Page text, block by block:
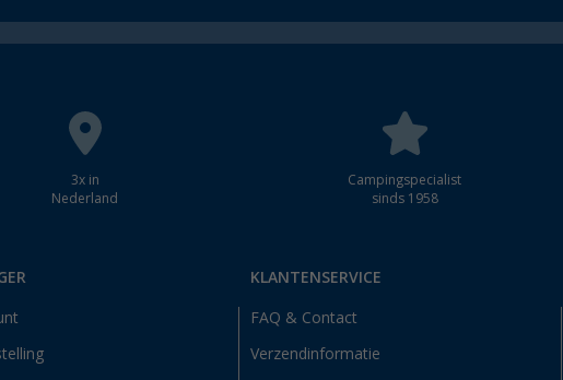
3x in
Nederland
Campingspecialist
sinds 1958
KLANTENSERVICE
FAQ & Contact
Verzendinformatie